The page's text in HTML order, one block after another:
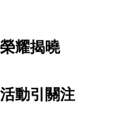
耀揭曉
動引關注